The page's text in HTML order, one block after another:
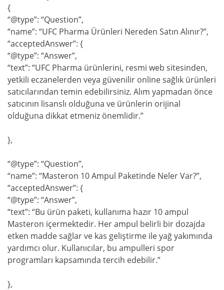
{
“@type”: “Question”,
“name”: “UFC Pharma Ürünleri Nereden Satın Alınır?”,
“acceptedAnswer”: {
“@type”: “Answer”,
“text”: “UFC Pharma ürünlerini, resmi web sitesinden,
yetkili eczanelerden veya güvenilir online sağlık ürünleri
satıcılarından temin edebilirsiniz. Alım yapmadan önce
satıcının lisanslı olduğuna ve ürünlerin orijinal
olduğuna dikkat etmeniz önemlidir.”
},
“@type”: “Question”,
“name”: “Masteron 10 Ampul Paketinde Neler Var?”,
“acceptedAnswer”: {
“@type”: “Answer”,
“text”: “Bu ürün paketi, kullanıma hazır 10 ampul
Masteron içermektedir. Her ampul belirli bir dozajda
etken madde sağlar ve kas geliştirme ile yağ yakımında
yardımcı olur. Kullanıcılar, bu ampulleri spor
programları kapsamında tercih edebilir.”
},